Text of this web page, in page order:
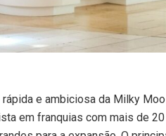
rápida e ambiciosa da Milky
em franquias com mais de